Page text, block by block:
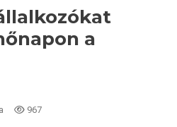
a
967